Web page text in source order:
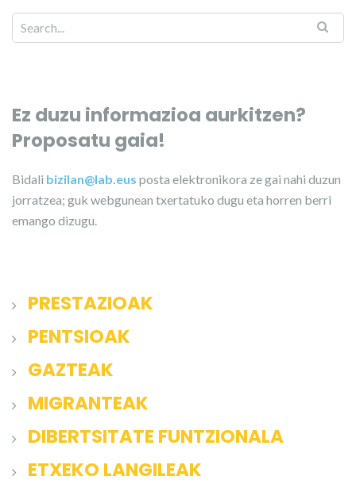
Ez duzu informazioa aurkitzen?
Proposatu gaia!
Bidali bizilan@lab.eus posta elektronikora ze gai nahi duzun
jorratzea; guk webgunean txertatuko dugu eta horren berri
emango dizugu.
PRESTAZIOAK
PENTSIOAK
GAZTEAK
MIGRANTEAK
DIBERTSITATE FUNTZIONALA
ETXEKO LANGILEAK